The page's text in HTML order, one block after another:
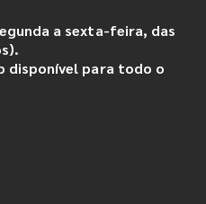
a sexta-feira, das
disponível para todo o